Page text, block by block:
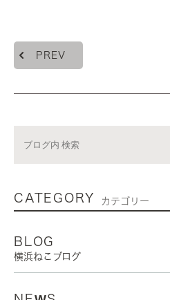
PREV
CATEGORY カテゴリー
BLOG
横浜ねこブログ